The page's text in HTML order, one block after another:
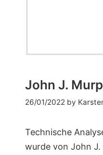
John J.
26/01/2022 by
Technische
wurde von John